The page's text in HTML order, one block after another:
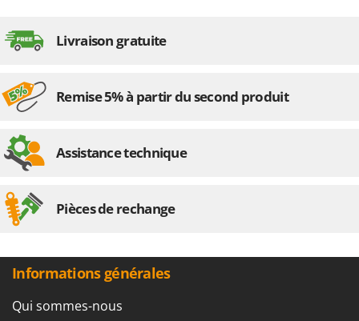
Livraison gratuite
Remise 5% à partir du second produit
Assistance technique
Pièces de rechange
Informations générales
Qui sommes-nous